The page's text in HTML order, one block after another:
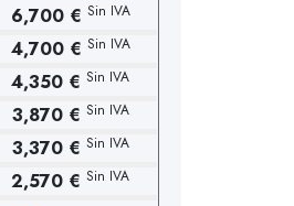
6,700 € Sin IVA
4,700 € Sin IVA
4,350 € Sin IVA
3,870 € Sin IVA
3,370 € Sin IVA
2,570 € Sin IVA